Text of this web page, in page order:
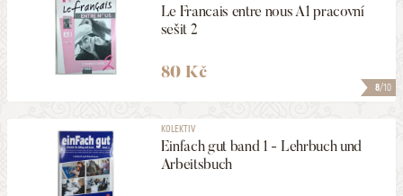
8/10
Le Francais entre nous A1 pracovní
sešit 2
80 Kč
KOLEKTIV
Einfach gut band 1 - Lehrbuch und
Arbeitsbuch